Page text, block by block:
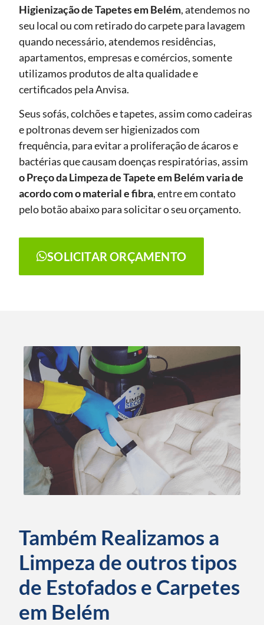
Higienização de Tapetesem Belém, atendemos no
seu local ou com retirado do carpete para lavagem
quando necessário, atendemos residências,
apartamentos, empresas e comércios, somente
utilizamos produtos de alta qualidade e
certificados pela Anvisa.
Seus sofás, colchões e tapetes, assim como cadeiras
e poltronas devem ser higienizados com
frequência, para evitar a proliferação de ácaros e
bactérias que causam doenças respiratórias, assim
o Preço da Limpeza de Tapeteem Belémvaria de
acordo com o material e fibra, entre em contato
pelo botão abaixo para solicitar o seu orçamento.
SOLICITAR ORÇAMENTO
Também Realizamos a
Limpeza de outros tipos
de Estofados e Carpetes
em Belém